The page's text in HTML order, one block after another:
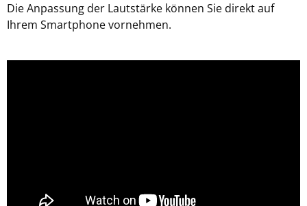
Die Anpassung der Lautstärke können Sie direkt auf
Ihrem Smartphone vornehmen.